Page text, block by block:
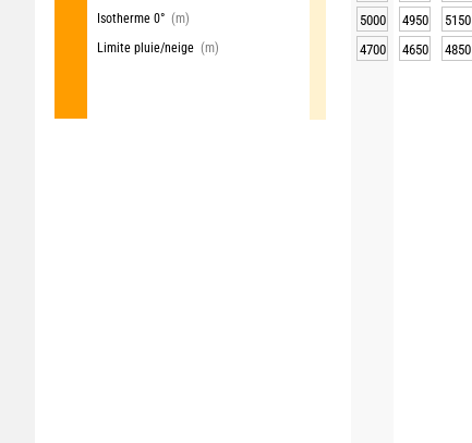
Isotherme 0° (m)
Limite pluie/neige (m)
5000
4950 5150
4700
4650 4850